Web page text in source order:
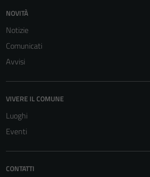
NOVITÀ
Notizie
Comunicati
Avvisi
VIVERE IL COMUNE
Luoghi
Eventi
CONTATTI